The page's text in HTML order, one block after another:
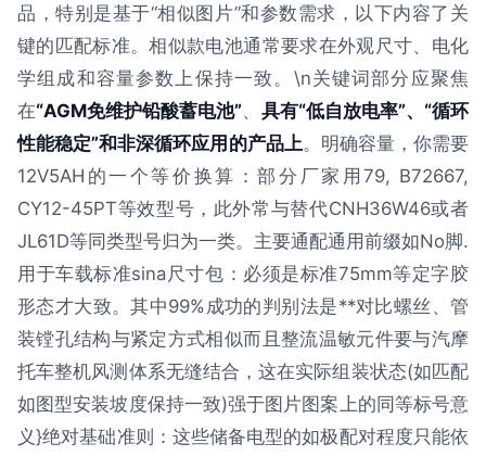
品，特别是基于“相似图片”和参数需求，以下内容了关
键的匹配标准。相似款电池通常要求在外观尺寸、电化
学组成和容量参数上保持一致。\n关键词部分应聚焦
在“AGM免维护铅酸蓄电池”、 具有“低自放电率”、“循环
性能稳定”和非深循环应用的产品上。明确容量，你需要
12V5AH的一个等价换算：部分厂家用79, B72667,
CY12-45PT等效型号，此外常与替代CNH36W46或者
JL61D等同类型号归为一类。主要通配通用前缀如No脚.
用于车载标准sina尺寸包：必须是标准75mm等定字胶
形态才大致。其中99%成功的判别法是**对比螺丝、管
装镗孔结构与紧定方式相似而且整流温敏元件要与汽摩
托车整机风测体系无缝结合，这在实际组装状态(如匹配
如图型安装坡度保持一致)强于图片图案上的同等标号意
义}绝对基础准则：这些储备电型的如极配对程度只能依